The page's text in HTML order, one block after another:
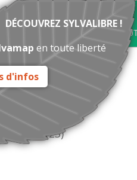
CONTACT
DÉCOUVREZ SYLVALIBRE !
en toute liberté
d'infos
Catégories
Actualité
(14)
(23)